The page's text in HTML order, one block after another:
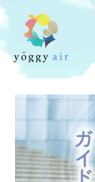
受講の流れ
料金につい
インストラ
FAQ / お問